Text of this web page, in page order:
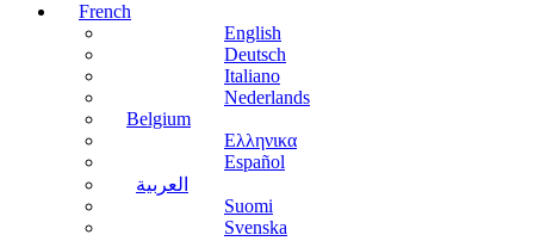
French
English
Deutsch
Italiano
Nederlands
Belgium
Ελληνικα
Español
العربية
Suomi
Svenska